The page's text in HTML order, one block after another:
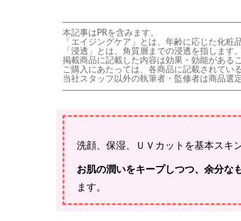
本記事はPRを含みます。
「エイジングケア」とは、年齢に応じた化粧
「浸透」とは、角質層までの浸透を指します。
掲載商品に記載した内容は効果・効能がある
ご購入にあたっては、各商品に記載されてい
当社スタッフ以外の執筆者・監修者は商品選
洗顔、保湿、ＵＶカットを基本スキ
お肌の潤いをキープしつつ、余分な
ます。